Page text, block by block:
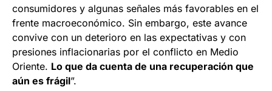
consumidores y algunas señales más favorables en el
frente macroeconómico. Sin embargo, este avance
convive con un deterioro en las expectativas y con
presiones inflacionarias por el conflicto en Medio
Oriente. Lo que da cuenta de una recuperación que
aún es frágil”.